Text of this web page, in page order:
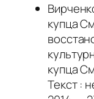
купца
купца
Текст :